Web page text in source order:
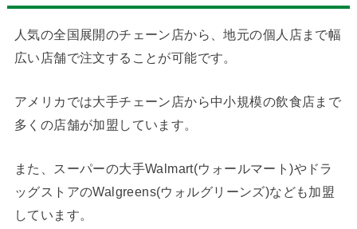
人気の全国展開のチェーン店から、地元の個人店まで幅
広い店舗で注文することが可能です。
アメリカでは大手チェーン店から中小規模の飲食店まで
多くの店舗が加盟しています。
また、スーパーの大手Walmart(ウォールマート)やドラ
ッグストアのWalgreens(ウォルグリーンズ)なども加盟
しています。